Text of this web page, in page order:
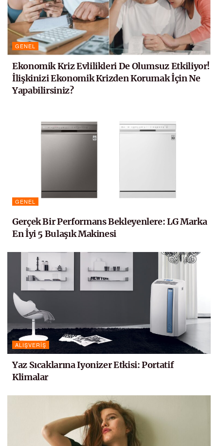
GENEL
Ekonomik Kriz Evlilikleri De Olumsuz Etkiliyor!
İlişkinizi Ekonomik Krizden Korumak İçin Ne
Yapabilirsiniz?
GENEL
Gerçek Bir Performans Bekleyenlere: LG Marka
En İyi 5 Bulaşık Makinesi
ALIŞVERIŞ
Yaz Sıcaklarına Iyonizer Etkisi: Portatif
Klimalar